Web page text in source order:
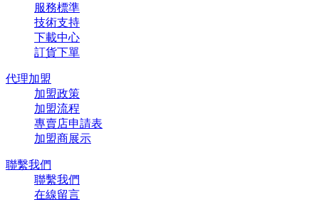
服務標準
技術支持
下載中心
訂貨下單
代理加盟
加盟政策
加盟流程
專賣店申請表
加盟商展示
聯繫我們
聯繫我們
在線留言